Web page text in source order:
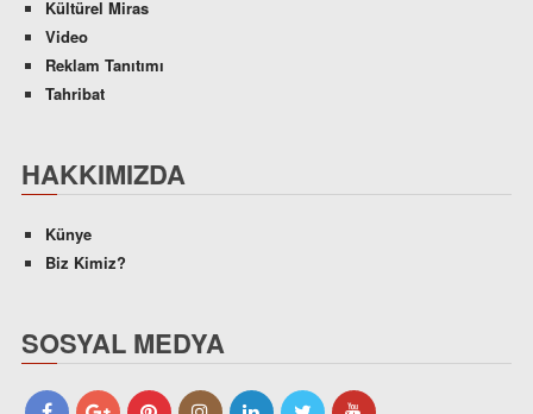
Kültürel Miras
Video
Reklam Tanıtımı
Tahribat
HAKKIMIZDA
Künye
Biz Kimiz?
SOSYAL MEDYA